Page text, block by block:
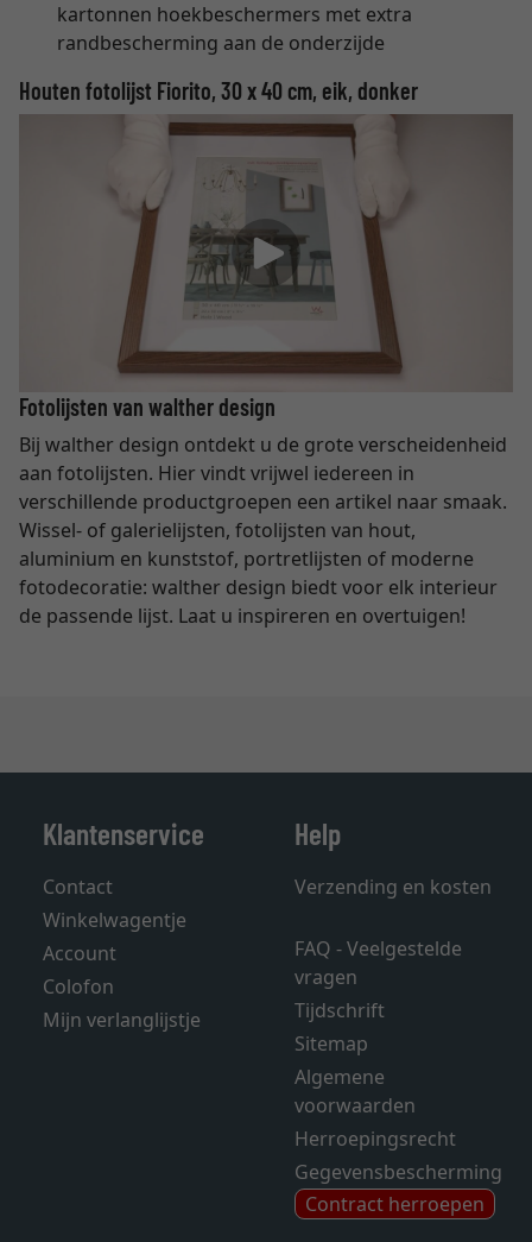
kartonnen hoekbeschermers met extra
randbescherming aan de onderzijde
Houten fotolijst Fiorito, 30 x 40 cm, eik, donker
Fotolijsten van walther design
Bij walther design ontdekt u de grote verscheidenheid
aan fotolijsten. Hier vindt vrijwel iedereen in
verschillende productgroepen een artikel naar smaak.
Wissel- of galerielijsten, fotolijsten van hout,
aluminium en kunststof, portretlijsten of moderne
fotodecoratie: walther design biedt voor elk interieur
de passende lijst. Laat u inspireren en overtuigen!
Klantenservice
Contact
Winkelwagentje
Account
Colofon
Mijn verlanglijstje
Help
Verzending en kosten
FAQ - Veelgestelde
vragen
Tijdschrift
Sitemap
Algemene
voorwaarden
Herroepingsrecht
Gegevensbescherming
Contract herroepen